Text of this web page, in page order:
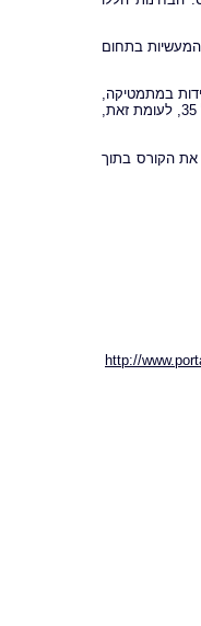
בתחום
במתמטיקה,
שלוש יחידות באנגלית ושתי יחידות בהבעה. חלק מהמכללות עשויות לדרוש במקום תעודת הבגרות מכינה טכנולוגית. אם עברתם את גיל 35, לעומת זאת,
את הקורס בתוך
http://